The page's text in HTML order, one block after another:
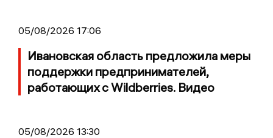
05/08/2026 17:06
Ивановская область предложила меры
поддержки предпринимателей,
работающих с Wildberries. Видео
05/08/2026 13:30